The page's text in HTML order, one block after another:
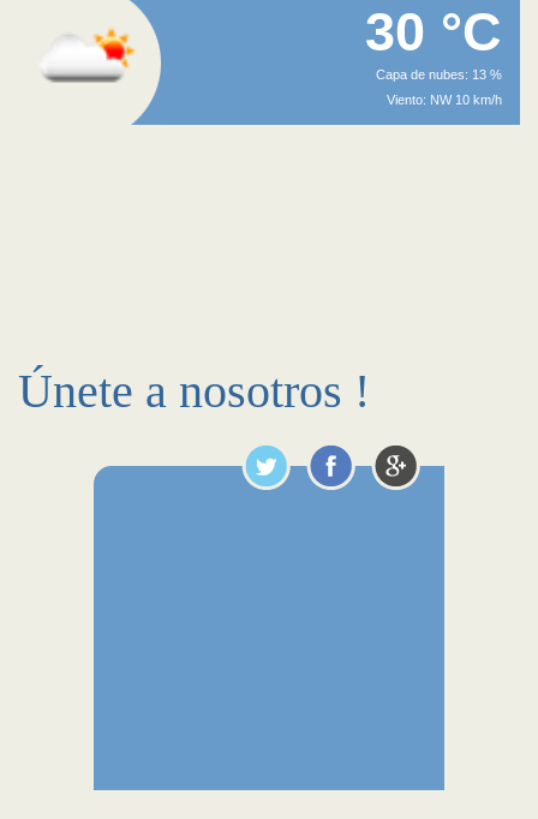
30 °C
Capa de nubes: 13 %
Viento: NW 10 km/h
Únete a nosotros !